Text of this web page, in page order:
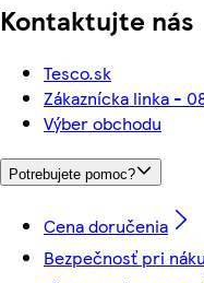
Kontaktujte nás
Tesco.sk
Zákaznícka linka -
Výber obchodu
Potrebujete pomoc?
Cena doručenia
Bezpečnosť pri